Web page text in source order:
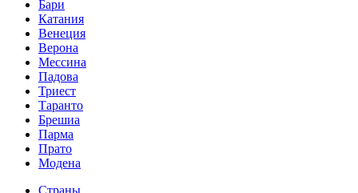
Бари
Катания
Венеция
Верона
Мессина
Падова
Триест
Таранто
Брешиа
Парма
Прато
Модена